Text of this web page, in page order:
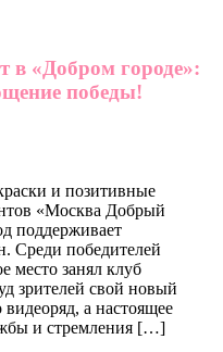
в «Добром городе»:
победы!
и позитивные
«Москва Добрый
поддерживает
Среди победителей
место занял клуб
зрителей свой новый
а настоящее
и стремления […]